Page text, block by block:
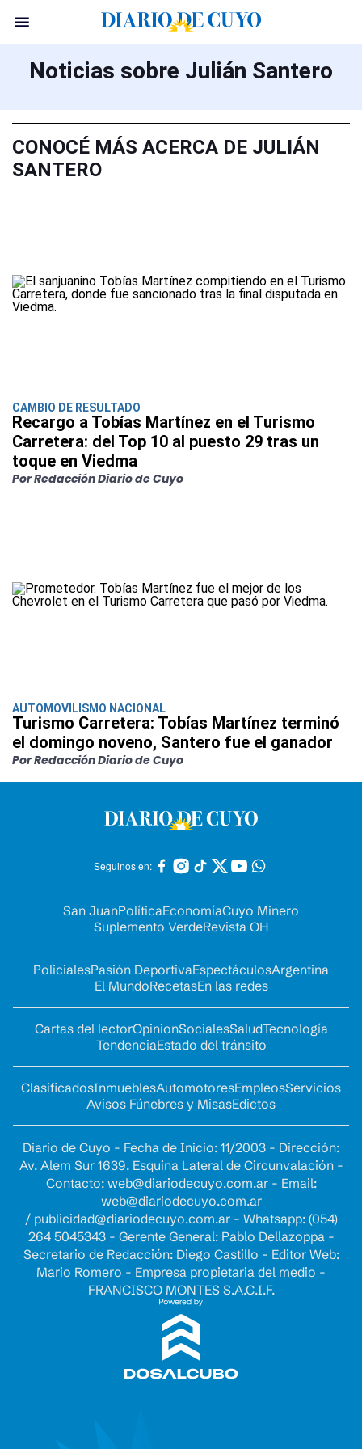
Noticias sobre Julián Santero
CONOCÉ MÁS ACERCA DE JULIÁN
SANTERO
CAMBIO DE RESULTADO
Recargo a Tobías Martínez en el Turismo
Carretera: del Top 10 al puesto 29 tras un
toque en Viedma
Por Redacción Diario de Cuyo
AUTOMOVILISMO NACIONAL
Turismo Carretera: Tobías Martínez terminó
el domingo noveno, Santero fue el ganador
Por Redacción Diario de Cuyo
Seguinos en:
San JuanPolíticaEconomíaCuyo Minero
Suplemento VerdeRevista OH
PolicialesPasión DeportivaEspectáculosArgentina
El MundoRecetasEn las redes
Cartas del lectorOpinionSocialesSaludTecnología
TendenciaEstado del tránsito
ClasificadosInmueblesAutomotoresEmpleosServicios
Avisos Fúnebres y MisasEdictos
Diario de Cuyo - Fecha de Inicio: 11/2003 - Dirección:
Av. Alem Sur 1639. Esquina Lateral de Circunvalación -
Contacto: web@diariodecuyo.com.ar- Email:
web@diariodecuyo.com.ar
/ publicidad@diariodecuyo.com.ar- Whatsapp: (054)
264 5045343 - Gerente General: Pablo Dellazoppa -
Secretario de Redacción: Diego Castillo - Editor Web:
Mario Romero - Empresa propietaria del medio -
FRANCISCO MONTES S.A.C.I.F.